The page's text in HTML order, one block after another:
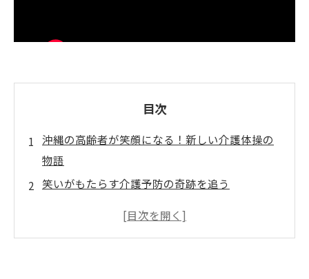
目次
沖縄の高齢者が笑顔になる！新しい介護体操の
物語
笑いがもたらす介護予防の奇跡を追う
「いぜなひさお」氏の挑戦！高齢者支援の新ス